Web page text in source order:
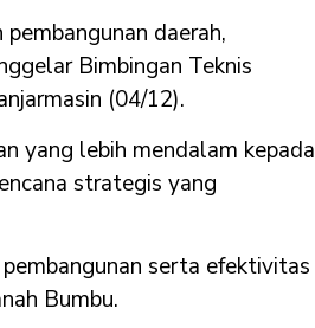
daerah,
Bimbingan Teknis
(04/12).
yang lebih mendalam kepada
strategis yang
serta efektivitas
Bumbu.